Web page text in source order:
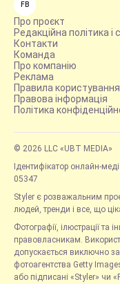
FB
Про проєкт
Редакційна політика і
Контакти
Команда
Про компанію
Реклама
Правила користування
Правова інформація
Політика
© 2026 LLC «UBT MEDIA»
Ідентифікатор онлайн-
05347
Styler є розважальним
людей, тренди і все, що
Фотографії, ілюстрації та
правовласникам.
допускається виключно
фотоагентства Getty
або підписані «Styler» чи